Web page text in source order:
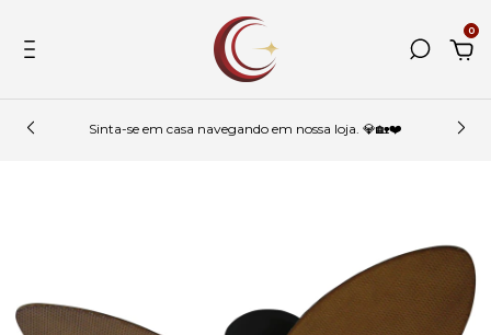
0
Sinta-se em casa navegando em nossa loja. 💎🏡❤️